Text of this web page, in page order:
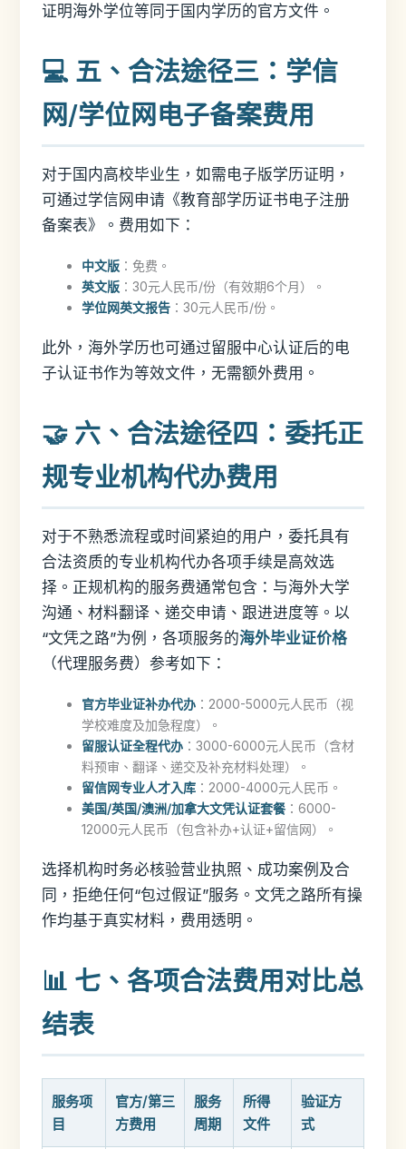
证明海外学位等同于国内学历的官方文件。
💻 五、合法途径三：学信
网/学位网电子备案费用
对于国内高校毕业生，如需电子版学历证明，
可通过学信网申请《教育部学历证书电子注册
备案表》。费用如下：
中文版：免费。
英文版：30元人民币/份（有效期6个月）。
学位网英文报告：30元人民币/份。
此外，海外学历也可通过留服中心认证后的电
子认证书作为等效文件，无需额外费用。
🤝 六、合法途径四：委托正
规专业机构代办费用
对于不熟悉流程或时间紧迫的用户，委托具有
合法资质的专业机构代办各项手续是高效选
择。正规机构的服务费通常包含：与海外大学
沟通、材料翻译、递交申请、跟进进度等。以
“文凭之路”为例，各项服务的海外毕业证价格
（代理服务费）参考如下：
官方毕业证补办代办：2000-5000元人民币（视
学校难度及加急程度）。
留服认证全程代办：3000-6000元人民币（含材
料预审、翻译、递交及补充材料处理）。
留信网专业人才入库：2000-4000元人民币。
美国/英国/澳洲/加拿大文凭认证套餐：6000-
12000元人民币（包含补办+认证+留信网）。
选择机构时务必核验营业执照、成功案例及合
同，拒绝任何“包过假证”服务。文凭之路所有操
作均基于真实材料，费用透明。
📊 七、各项合法费用对比总
结表
服务项
目
官方/第三
方费用
服务
周期
所得
文件
验证方
式